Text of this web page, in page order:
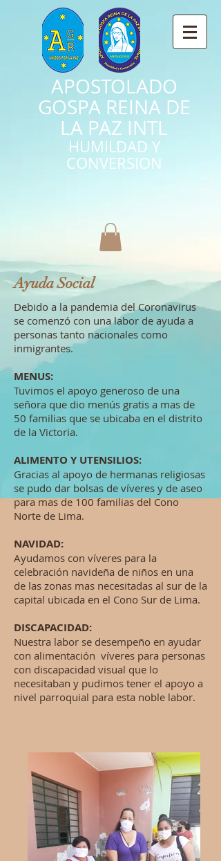
APOSTOLADO
GOSPA REINA DE
LA PAZ INTL
HUMILDAD Y
CONVERSION
Ayuda Social
Debido a la pandemia del Coronavirus
se comenzó con una labor de ayuda a
personas tanto nacionales como
inmigrantes.
MENUS:
Tuvimos el apoyo generoso de una
señora que dio menús gratis a mas de
50 familias que se ubicaba en el distrito
de la Victoria.
ALIMENTO Y UTENSILIOS:
Gracias al apoyo de hermanas religiosas
se pudo dar bolsas de víveres y de aseo
para mas de 100 familias del Cono
Norte de Lima.
NAVIDAD:
Ayudamos con víveres para la
celebración navideña de niños en una
de las zonas mas necesitadas al sur de la
capital ubicada en el Cono Sur de Lima.
DISCAPACIDAD:
Nuestra labor se desempeño en ayudar
con alimentación víveres para personas
con discapacidad visual que lo
necesitaban y pudimos tener el apoyo a
nivel parroquial para esta noble labor.